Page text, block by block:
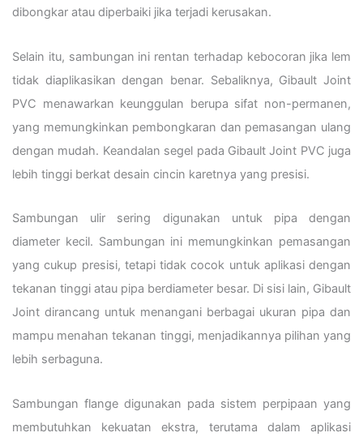
dibongkar atau diperbaiki jika terjadi kerusakan.
Selain itu, sambungan ini rentan terhadap kebocoran jika lem
tidak diaplikasikan dengan benar. Sebaliknya, Gibault Joint
PVC menawarkan keunggulan berupa sifat non-permanen,
yang memungkinkan pembongkaran dan pemasangan ulang
dengan mudah. Keandalan segel pada Gibault Joint PVC juga
lebih tinggi berkat desain cincin karetnya yang presisi.
Sambungan ulir sering digunakan untuk pipa dengan
diameter kecil. Sambungan ini memungkinkan pemasangan
yang cukup presisi, tetapi tidak cocok untuk aplikasi dengan
tekanan tinggi atau pipa berdiameter besar. Di sisi lain, Gibault
Joint dirancang untuk menangani berbagai ukuran pipa dan
mampu menahan tekanan tinggi, menjadikannya pilihan yang
lebih serbaguna.
Sambungan flange digunakan pada sistem perpipaan yang
membutuhkan kekuatan ekstra, terutama dalam aplikasi